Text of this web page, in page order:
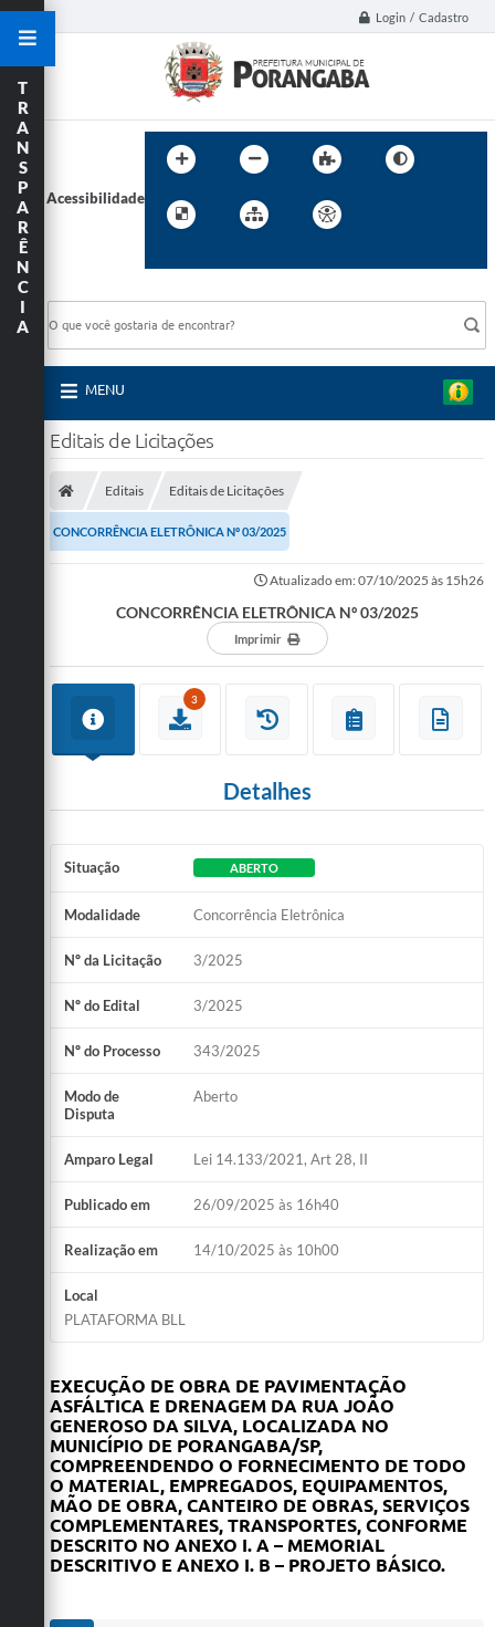
Login / Cadastro
Acessibilidade
MENU
T
R
A
N
S
P
A
R
Ê
N
C
I
A
Editais de Licitações
Editais Editais de Licitações
CONCORRÊNCIA ELETRÔNICA Nº 03/2025
Atualizado em: 07/10/2025 às 15h26
CONCORRÊNCIA ELETRÔNICA Nº 03/2025
Imprimir
3
Detalhes
Situação ABERTO
Modalidade Concorrência Eletrônica
Nº da Licitação 3/2025
Nº do Edital 3/2025
Nº do Processo 343/2025
Modo de
Disputa
Aberto
Amparo Legal Lei 14.133/2021, Art 28, II
Publicado em 26/09/2025 às 16h40
Realização em 14/10/2025 às 10h00
Local
PLATAFORMA BLL
EXECUÇÃO DE OBRA DE PAVIMENTAÇÃO
ASFÁLTICA E DRENAGEM DA RUA JOÃO
GENEROSO DA SILVA, LOCALIZADA NO
MUNICÍPIO DE PORANGABA/SP,
COMPREENDENDO O FORNECIMENTO DE TODO
O MATERIAL, EMPREGADOS, EQUIPAMENTOS,
MÃO DE OBRA, CANTEIRO DE OBRAS, SERVIÇOS
COMPLEMENTARES, TRANSPORTES, CONFORME
DESCRITO NO ANEXO I. A – MEMORIAL
DESCRITIVO E ANEXO I. B – PROJETO BÁSICO.